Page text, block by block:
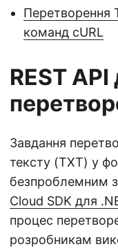
Перетворення
команд cURL
REST API
Завдання
тексту (TXT) у
безпроблемним
Cloud SDK для
процес
розробникам